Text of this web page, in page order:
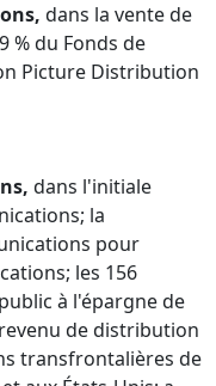
dans la vente de
% du Fonds de
Picture Distribution
dans l'initiale
la
pour
les 156
à l'épargne de
de distribution
transfrontalières de